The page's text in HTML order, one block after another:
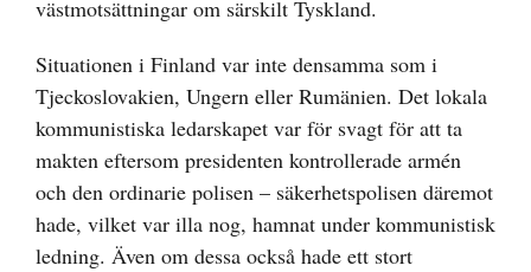
västmotsättningar om särskilt Tyskland.
Situationen i Finland var inte densamma som i
Tjeckoslovakien, Ungern eller Rumänien. Det lokala
kommunistiska ledarskapet var för svagt för att ta
makten eftersom presidenten kontrollerade armén
och den ordinarie polisen – säkerhetspolisen däremot
hade, vilket var illa nog, hamnat under kommunistisk
ledning. Även om dessa också hade ett stort